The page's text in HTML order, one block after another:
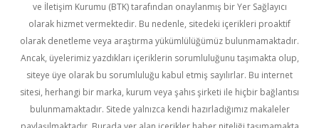
ve İletişim Kurumu (BTK) tarafından onaylanmış bir Yer Sağlayıcı
olarak hizmet vermektedir. Bu nedenle, sitedeki içerikleri proaktif
olarak denetleme veya araştırma yükümlülüğümüz bulunmamaktadır.
Ancak, üyelerimiz yazdıkları içeriklerin sorumluluğunu taşımakta olup,
siteye üye olarak bu sorumluluğu kabul etmiş sayılırlar. Bu internet
sitesi, herhangi bir marka, kurum veya şahıs şirketi ile hiçbir bağlantısı
bulunmamaktadır. Sitede yalnızca kendi hazırladığımız makaleler